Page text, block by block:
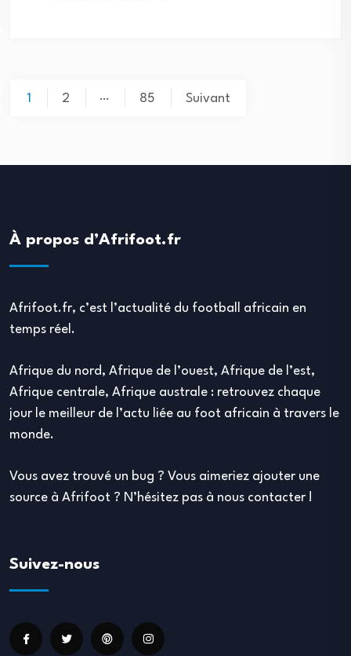
Pagination
1 2 … 85 Suivant
À propos d’Afrifoot.fr
Afrifoot.fr, c’est l’actualité du football africain en
temps réel.
Afrique du nord, Afrique de l’ouest, Afrique de l’est,
Afrique centrale, Afrique australe : retrouvez chaque
jour le meilleur de l’actu liée au foot africain à travers le
monde.
Vous avez trouvé un bug ? Vous aimeriez ajouter une
source à Afrifoot ? N’hésitez pas à nous contacter !
Suivez-nous